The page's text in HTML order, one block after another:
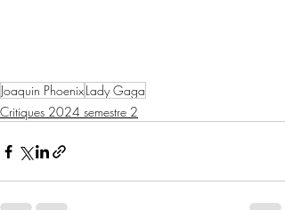
Joaquin PhoenixLady Gaga
Critiques 2024 semestre 2